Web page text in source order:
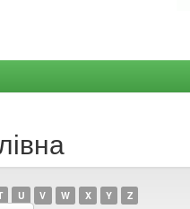
U V W X Y Z